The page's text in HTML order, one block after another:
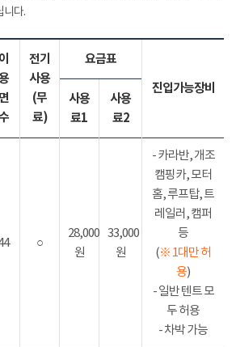
니다.
이
면
전기
사용
(무
료)
요금표
진입가능장비
사용
료1
사용
료2
○
28,000
원
33,000
원
- 카라반, 개조
캠핑카, 모터
홈, 루프탑, 트
레일러, 캠퍼
등
(※ 1대만 허
용)
- 일반 텐트 모
두 허용
- 차박 가능